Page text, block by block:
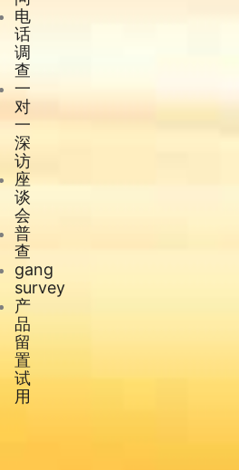
电
话
调
查
一
对
一
深
访
座
谈
会
普
查
gang
survey
产
品
留
置
试
用